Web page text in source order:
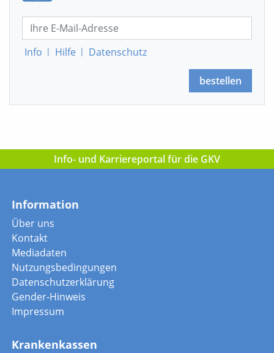
Info | Hilfe | Datenschutz
bestellen
Info- und Karriereportal für die GKV
Information
Über uns
Kontakt
Mediadaten
Nutzungsbedingungen
Datenschutzerklärung
Gender-Hinweis
Impressum
Krankenkassen